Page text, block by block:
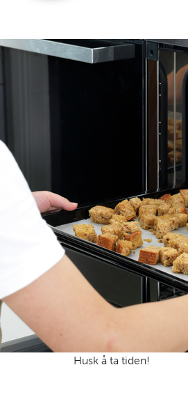
Husk å ta tiden!